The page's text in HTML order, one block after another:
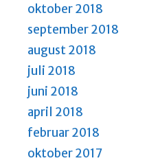
oktober 2018
september 2018
august 2018
juli 2018
juni 2018
april 2018
februar 2018
oktober 2017